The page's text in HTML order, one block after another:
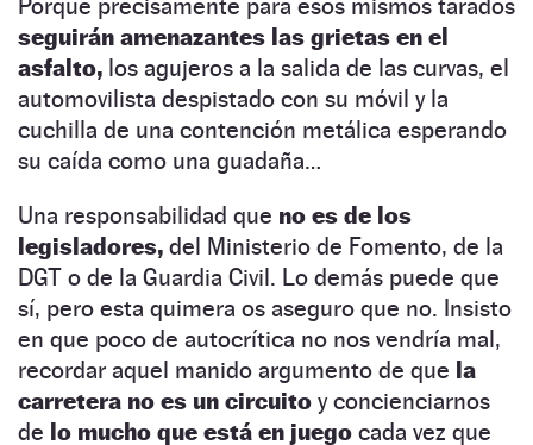
seguirán amenazantes las grietas en el
asfalto, los agujeros a la salida de las curvas, el
automovilista despistado con su móvil y la
cuchilla de una contención metálica esperando
su caída como una guadaña…
Una responsabilidad que no es de los
legisladores, del Ministerio de Fomento, de la
DGT o de la Guardia Civil. Lo demás puede que
sí, pero esta quimera os aseguro que no. Insisto
en que poco de autocrítica no nos vendría mal,
recordar aquel manido argumento de que la
carretera no es un circuito y concienciarnos
de lo mucho que está en juego cada vez que